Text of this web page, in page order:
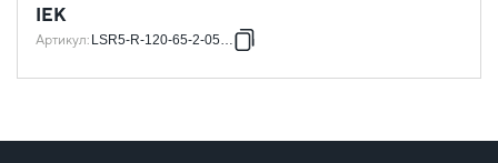
IEK
Артикул: LSR5-R-120-65-2-05-S0